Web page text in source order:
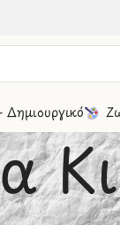
Δημιουργικό
σελίδα/